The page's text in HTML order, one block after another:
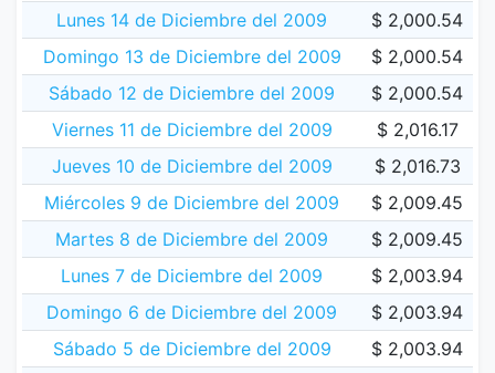
Lunes 14 de Diciembre del 2009
$ 2,000.54
Domingo 13 de Diciembre del 2009
$ 2,000.54
Sábado 12 de Diciembre del 2009
$ 2,000.54
Viernes 11 de Diciembre del 2009
$ 2,016.17
Jueves 10 de Diciembre del 2009
$ 2,016.73
Miércoles 9 de Diciembre del 2009
$ 2,009.45
Martes 8 de Diciembre del 2009
$ 2,009.45
Lunes 7 de Diciembre del 2009
$ 2,003.94
Domingo 6 de Diciembre del 2009
$ 2,003.94
Sábado 5 de Diciembre del 2009
$ 2,003.94